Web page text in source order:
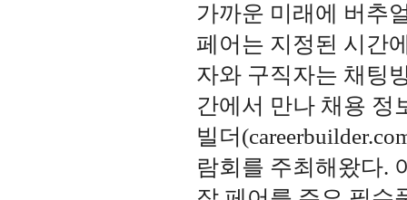
가까운 미래에 버추
페어는 지정된 시간
자와 구직자는 채팅
간에서 만나 채용 정
빌더
람회를 주최해왔다.